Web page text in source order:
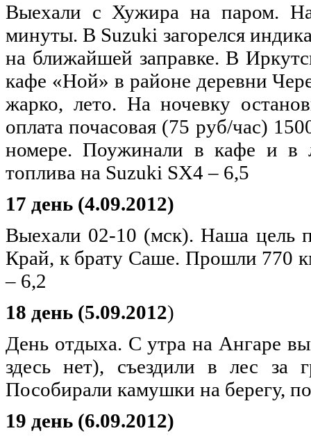
Выехали с Хужира на паром.
минуты. В Suzuki загорелся
на ближайшей заправке. В
кафе «Ной» в районе деревни
жарко, лето. На ночевку
оплата почасовая (75 руб/час)
номере. Поужинали в кафе и
топлива на Suzuki SX4 – 6,5
17 день (4.09.2012)
Выехали 02-10 (мск). Наша цель
Край, к брату Саше. Прошли 770
– 6,2
18 день (5.09.2012)
День отдыха. С утра на Ангаре
здесь нет), съездили в лес за
Пособирали камушки на берегу,
19 день (6.09.2012)